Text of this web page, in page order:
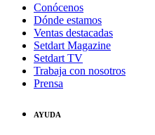
Conócenos
Dónde estamos
Ventas destacadas
Setdart Magazine
Setdart TV
Trabaja con nosotros
Prensa
AYUDA